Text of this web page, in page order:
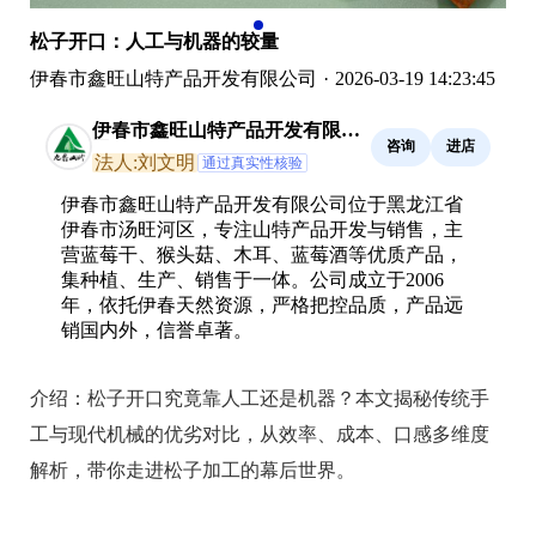
松子开口：人工与机器的较量
伊春市鑫旺山特产品开发有限公司 · 2026-03-19 14:23:45
伊春市鑫旺山特产品开发有限公
司
法人:刘文明 通过真实性核验
咨询 进店
伊春市鑫旺山特产品开发有限公司位于黑龙江省
伊春市汤旺河区，专注山特产品开发与销售，主
营蓝莓干、猴头菇、木耳、蓝莓酒等优质产品，
集种植、生产、销售于一体。公司成立于2006
年，依托伊春天然资源，严格把控品质，产品远
销国内外，信誉卓著。
介绍： 松子开口究竟靠人工还是机器？本文揭秘传统手
工与现代机械的优劣对比，从效率、成本、口感多维度
解析，带你走进松子加工的幕后世界。